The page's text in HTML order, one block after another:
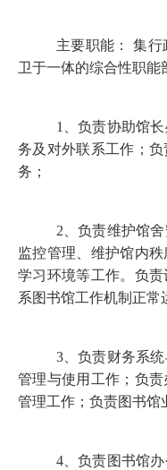
主要职能： 集
卫于一体的综合性职能
1
、负责协助馆
务及对外联系工作；
务；
2 、负责维护馆
监控管理、维护馆内
学习环境等工作。负
系图书馆工作机制正常
3、负责财务系
管理与使用工作；负
管理工作；负责图书馆
4、负责图书馆